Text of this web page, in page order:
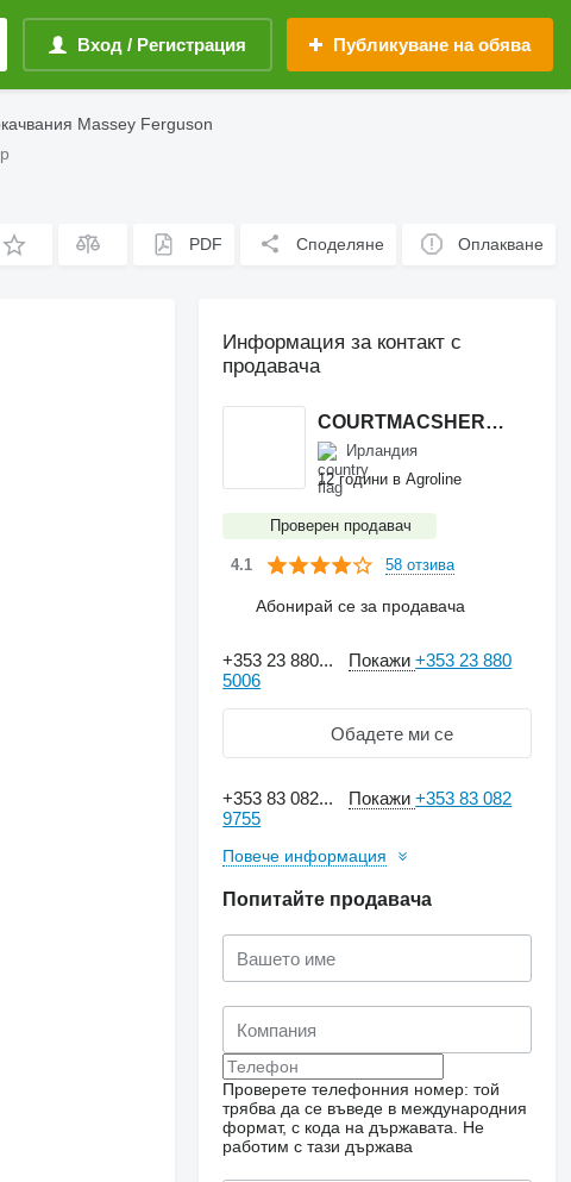
Вход / Регистрация Публикуване на обява
Massey Ferguson
PDF Споделяне Оплакване
Информация за контакт с
продавача
COURTMACSHERRY MACHINERY LTD
Ирландия
12 години в Agroline
Проверен продавач
4.1 58 отзива
Абонирай се за продавача
+353 23 880... Покажи+353 23 880
5006
Обадете ми се
+353 83 082... Покажи+353 83 082
9755
Повече информация
Попитайте продавача
Проверете телефонния номер: той
трябва да се въведе в международния
формат, с кода на държавата.
Не
работим с тази държава